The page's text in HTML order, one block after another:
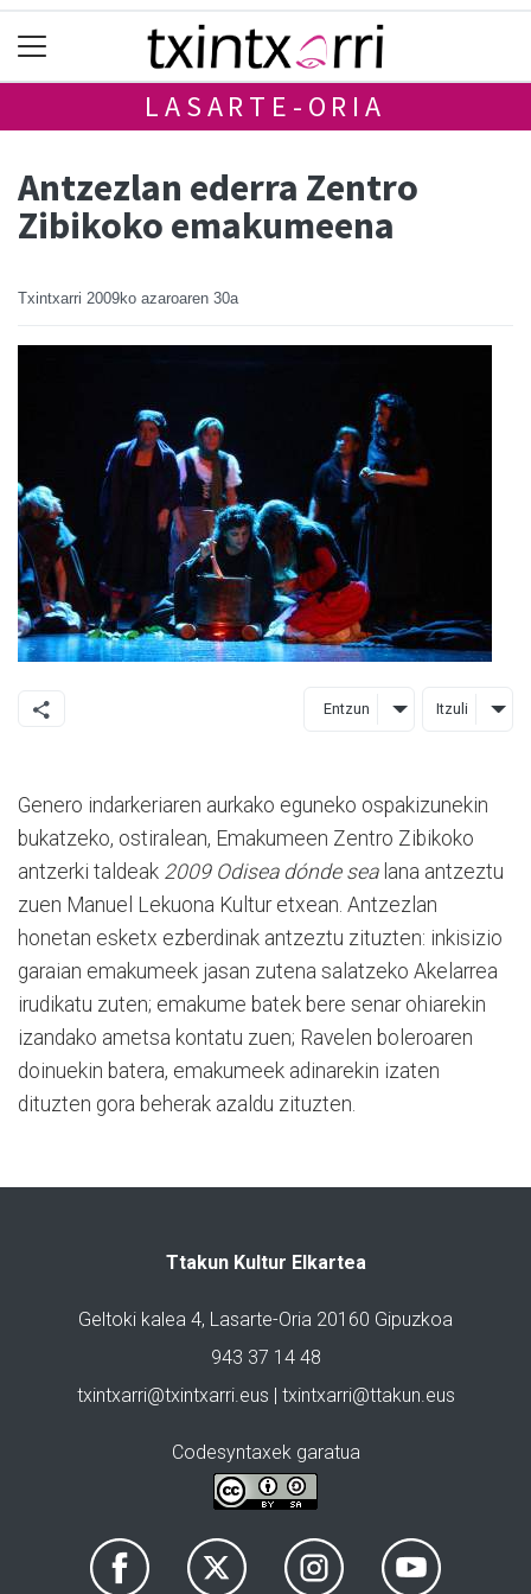
LASARTE-ORIA
Antzezlan ederra Zentro
Zibikoko emakumeena
Txintxarri 2009ko azaroaren 30a
Entzun Itzuli
Genero indarkeriaren aurkako eguneko ospakizunekin
bukatzeko, ostiralean, Emakumeen Zentro Zibikoko
antzerki taldeak 2009 Odisea dónde sealana antzeztu
zuen Manuel Lekuona Kultur etxean. Antzezlan
honetan esketx ezberdinak antzeztu zituzten: inkisizio
garaian emakumeek jasan zutena salatzeko Akelarrea
irudikatu zuten; emakume batek bere senar ohiarekin
izandako ametsa kontatu zuen; Ravelen boleroaren
doinuekin batera, emakumeek adinarekin izaten
dituzten gora beherak azaldu zituzten.
Ttakun Kultur Elkartea
Geltoki kalea 4, Lasarte-Oria 20160 Gipuzkoa
943 37 14 48
txintxarri@txintxarri.eus | txintxarri@ttakun.eus
Codesyntaxek garatua